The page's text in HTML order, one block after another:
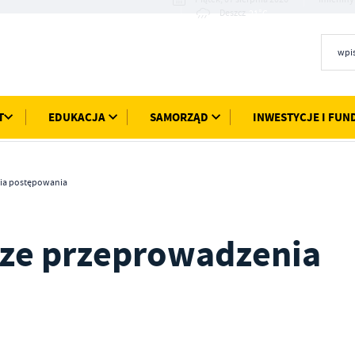
Deszcz
EDUKACJA SAMORZĄD INWESTYCJE I
postępowania
przeprowadzenia